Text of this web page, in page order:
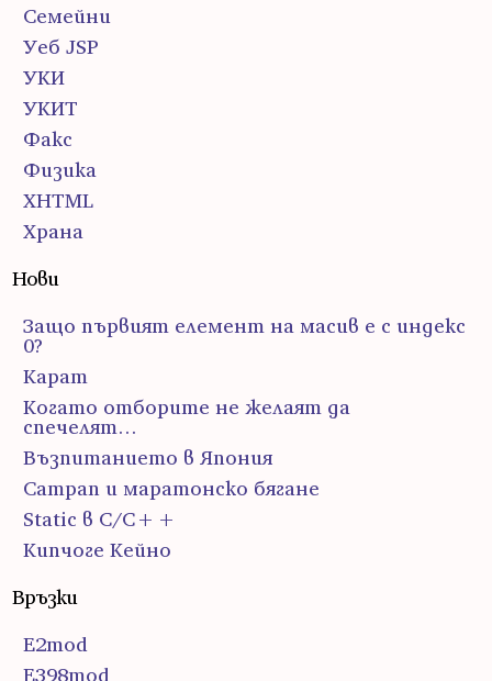
Семейни
Уеб JSP
УКИ
УКИТ
Факс
Физика
ХHTML
Храна
Нови
Защо първият елемент на масив е с индекс
0?
Карат
Когато отборите не желаят да
спечелят…
Възпитанието в Япония
Сатрап и маратонско бягане
Static в C/C++
Кипчоге Кейно
Връзки
E2mod
E398mod